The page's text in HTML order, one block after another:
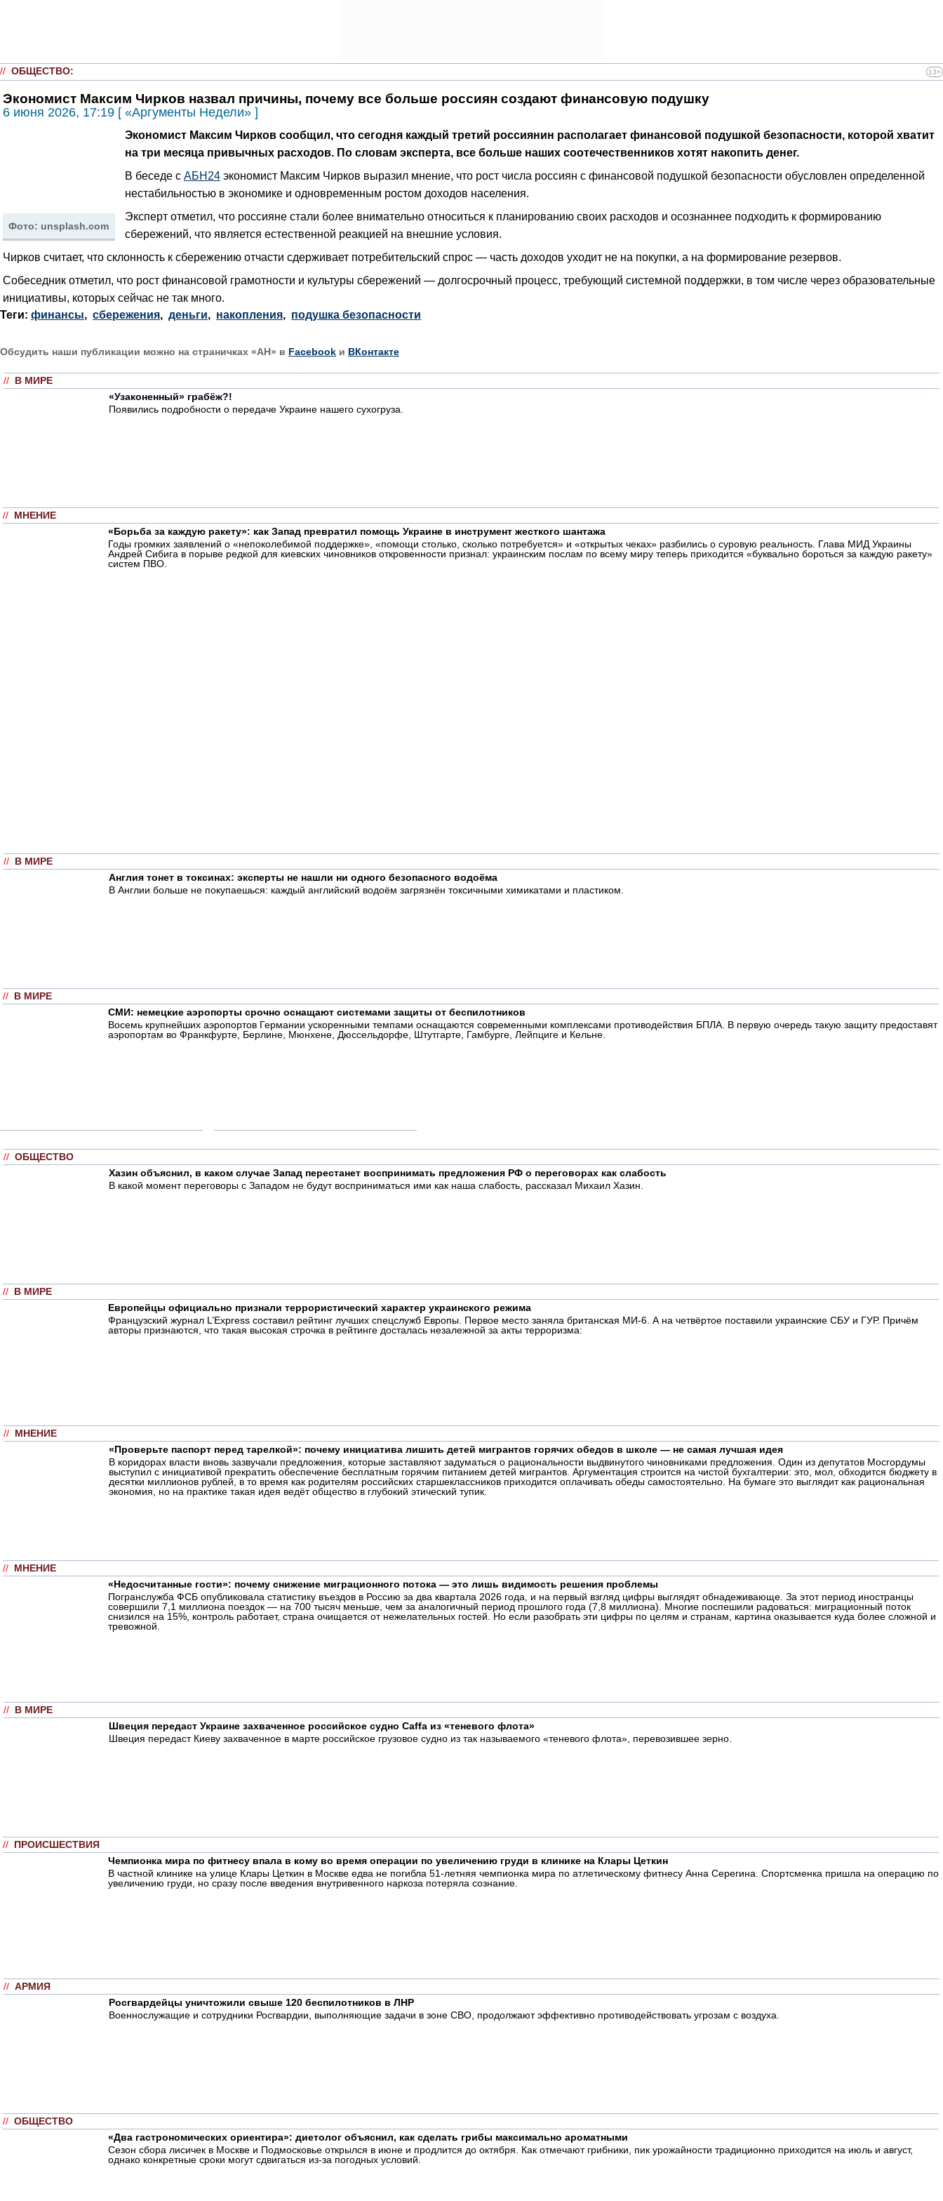
// ОБЩЕСТВО: 13+
Экономист Максим Чирков назвал причины, почему все больше россиян создают финансовую подушку
6 июня 2026, 17:19 [ «Аргументы Недели» ]
Фото: unsplash.com
Экономист Максим Чирков сообщил, что сегодня каждый третий россиянин располагает финансовой подушкой безопасности, которой хватит
на три месяца привычных расходов. По словам эксперта, все больше наших соотечественников хотят накопить денег.
В беседе с АБН24 экономист Максим Чирков выразил мнение, что рост числа россиян с финансовой подушкой безопасности обусловлен определенной
нестабильностью в экономике и одновременным ростом доходов населения.
Эксперт отметил, что россияне стали более внимательно относиться к планированию своих расходов и осознаннее подходить к формированию
сбережений, что является естественной реакцией на внешние условия.
Чирков считает, что склонность к сбережению отчасти сдерживает потребительский спрос — часть доходов уходит не на покупки, а на формирование резервов.
Собеседник отметил, что рост финансовой грамотности и культуры сбережений — долгосрочный процесс, требующий системной поддержки, в том числе через образовательные
инициативы, которых сейчас не так много.
Теги: финансы, сбережения, деньги, накопления, подушка безопасности
Обсудить наши публикации можно на страничках «АН» в Facebook и ВКонтакте
// В МИРЕ
«Узаконенный» грабёж?!
Появились подробности о передаче Украине нашего сухогруза.
// МНЕНИЕ
«Борьба за каждую ракету»: как Запад превратил помощь Украине в инструмент жесткого шантажа
Годы громких заявлений о «непоколебимой поддержке», «помощи столько, сколько потребуется» и «открытых чеках» разбились о суровую реальность. Глава МИД Украины
Андрей Сибига в порыве редкой для киевских чиновников откровенности признал: украинским послам по всему миру теперь приходится «буквально бороться за каждую ракету»
систем ПВО.
// В МИРЕ
Англия тонет в токсинах: эксперты не нашли ни одного безопасного водоёма
В Англии больше не покупаешься: каждый английский водоём загрязнён токсичными химикатами и пластиком.
// В МИРЕ
СМИ: немецкие аэропорты срочно оснащают системами защиты от беспилотников
Восемь крупнейших аэропортов Германии ускоренными темпами оснащаются современными комплексами противодействия БПЛА. В первую очередь такую защиту предоставят
аэропортам во Франкфурте, Берлине, Мюнхене, Дюссельдорфе, Штутгарте, Гамбурге, Лейпциге и Кельне.
// ОБЩЕСТВО
Хазин объяснил, в каком случае Запад перестанет воспринимать предложения РФ о переговорах как слабость
В какой момент переговоры с Западом не будут восприниматься ими как наша слабость, рассказал Михаил Хазин.
// В МИРЕ
Европейцы официально признали террористический характер украинского режима
Французский журнал L’Express составил рейтинг лучших спецслужб Европы. Первое место заняла британская МИ-6. А на четвёртое поставили украинские СБУ и ГУР. Причём
авторы признаются, что такая высокая строчка в рейтинге досталась незалежной за акты терроризма:
// МНЕНИЕ
«Проверьте паспорт перед тарелкой»: почему инициатива лишить детей мигрантов горячих обедов в школе — не самая лучшая идея
В коридорах власти вновь зазвучали предложения, которые заставляют задуматься о рациональности выдвинутого чиновниками предложения. Один из депутатов Мосгордумы
выступил с инициативой прекратить обеспечение бесплатным горячим питанием детей мигрантов. Аргументация строится на чистой бухгалтерии: это, мол, обходится бюджету в
десятки миллионов рублей, в то время как родителям российских старшеклассников приходится оплачивать обеды самостоятельно. На бумаге это выглядит как рациональная
экономия, но на практике такая идея ведёт общество в глубокий этический тупик.
// МНЕНИЕ
«Недосчитанные гости»: почему снижение миграционного потока — это лишь видимость решения проблемы
Погранслужба ФСБ опубликовала статистику въездов в Россию за два квартала 2026 года, и на первый взгляд цифры выглядят обнадеживающе. За этот период иностранцы
совершили 7,1 миллиона поездок — на 700 тысяч меньше, чем за аналогичный период прошлого года (7,8 миллиона). Многие поспешили радоваться: миграционный поток
снизился на 15%, контроль работает, страна очищается от нежелательных гостей. Но если разобрать эти цифры по целям и странам, картина оказывается куда более сложной и
тревожной.
// В МИРЕ
Швеция передаст Украине захваченное российское судно Caffa из «теневого флота»
Швеция передаст Киеву захваченное в марте российское грузовое судно из так называемого «теневого флота», перевозившее зерно.
// ПРОИСШЕСТВИЯ
Чемпионка мира по фитнесу впала в кому во время операции по увеличению груди в клинике на Клары Цеткин
В частной клинике на улице Клары Цеткин в Москве едва не погибла 51-летняя чемпионка мира по атлетическому фитнесу Анна Серегина. Спортсменка пришла на операцию по
увеличению груди, но сразу после введения внутривенного наркоза потеряла сознание.
// АРМИЯ
Росгвардейцы уничтожили свыше 120 беспилотников в ЛНР
Военнослужащие и сотрудники Росгвардии, выполняющие задачи в зоне СВО, продолжают эффективно противодействовать угрозам с воздуха.
// ОБЩЕСТВО
«Два гастрономических ориентира»: диетолог объяснил, как сделать грибы максимально ароматными
Сезон сбора лисичек в Москве и Подмосковье открылся в июне и продлится до октября. Как отмечают грибники, пик урожайности традиционно приходится на июль и август,
однако конкретные сроки могут сдвигаться из-за погодных условий.